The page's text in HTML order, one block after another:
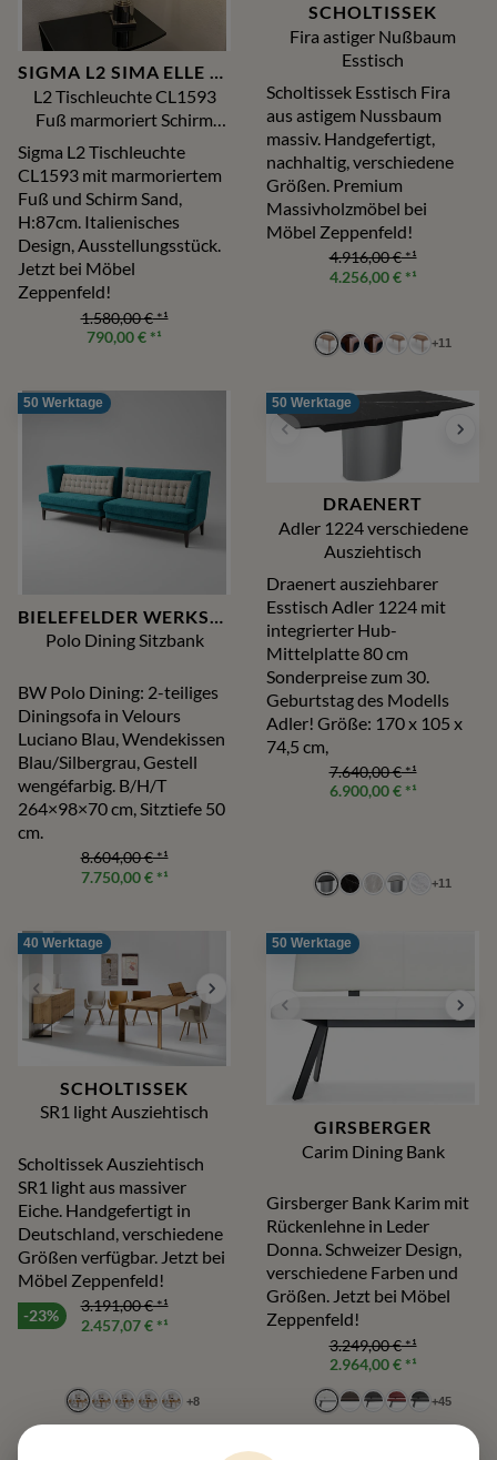
SIGMA L2 SIMA ELLE DUE
L2 Tischleuchte CL1593
Fuß marmoriert Schirm
Sand Lampen
Sigma L2 Tischleuchte
CL1593 mit marmoriertem
Fuß und Schirm Sand,
H:87cm. Italienisches
Design, Ausstellungsstück.
Jetzt bei Möbel
Zeppenfeld!
1.580,00 €*¹
790,00 €*¹
SCHOLTISSEK
Fira astiger Nußbaum
Esstisch
Scholtissek Esstisch Fira
aus astigem Nussbaum
massiv. Handgefertigt,
nachhaltig, verschiedene
Größen. Premium
Massivholzmöbel bei
Möbel Zeppenfeld!
4.916,00 €*¹
4.256,00 €*¹
+11
50 Werktage
Polo Dining Sitzbank
BW Polo Dining: 2-teiliges
Diningsofa in Velours
Luciano Blau, Wendekissen
Blau/Silbergrau, Gestell
wengéfarbig. B/H/T
264×98×70 cm, Sitztiefe 50
cm.
8.604,00 €*¹
7.750,00 €*¹
50 Werktage
DRAENERT
Adler 1224 verschiedene
Ausziehtisch
Draenert ausziehbarer
Esstisch Adler 1224 mit
integrierter Hub-
Mittelplatte 80 cm
Sonderpreise zum 30.
Geburtstag des Modells
Adler! Größe: 170 x 105 x
74,5 cm,
7.640,00 €*¹
6.900,00 €*¹
+11
40 Werktage
SCHOLTISSEK
SR1 light Ausziehtisch
Scholtissek Ausziehtisch
SR1 light aus massiver
Eiche. Handgefertigt in
Deutschland, verschiedene
Größen verfügbar. Jetzt bei
Möbel Zeppenfeld!
3.191,00 €*¹
2.457,07 €*¹
-23%
+8
50 Werktage
GIRSBERGER
Carim Dining Bank
Girsberger Bank Karim mit
Rückenlehne in Leder
Donna. Schweizer Design,
verschiedene Farben und
Größen. Jetzt bei Möbel
Zeppenfeld!
3.249,00 €*¹
2.964,00 €*¹
+45